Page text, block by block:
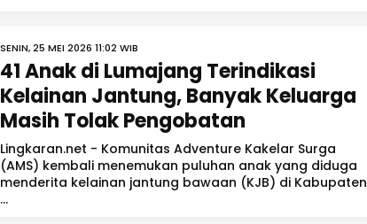
SENIN, 25 MEI 2026 11:02 WIB
41 Anak di Lumajang Terindikasi
Kelainan Jantung, Banyak Keluarga
Masih Tolak Pengobatan
Lingkaran.net - Komunitas Adventure Kakelar Surga
(AMS) kembali menemukan puluhan anak yang diduga
menderita kelainan jantung bawaan (KJB) di Kabupaten
...